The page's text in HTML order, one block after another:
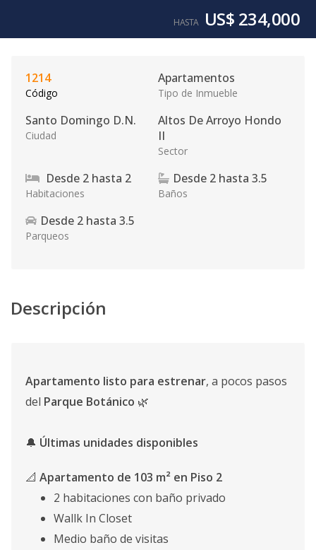
HASTA US$ 234,000
1214
Código
Apartamentos
Tipo de Inmueble
Santo Domingo D.N.
Ciudad
Altos De Arroyo Hondo
II
Sector
Desde 2 hasta 2
Habitaciones
Desde 2 hasta 3.5
Baños
Desde 2 hasta 3.5
Parqueos
Descripción
Apartamento listo para estrenar, a pocos pasos
del Parque Botánico 🌿
🔔 Últimas unidades disponibles
📐 Apartamento de 103 m² en Piso 2
2 habitaciones con baño privado
Wallk In Closet
Medio baño de visitas